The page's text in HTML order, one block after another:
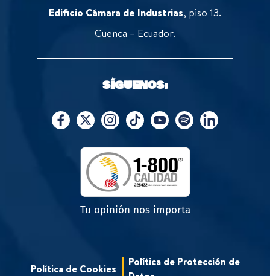
Edificio Cámara de Industrias, piso 13.
Cuenca – Ecuador.
SÍGUENOS:
Tu opinión nos importa
Política de Cookies
Política de Protección de